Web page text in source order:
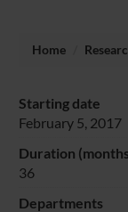
Home
Starting date
February 5, 2017
Duration
36
Departments